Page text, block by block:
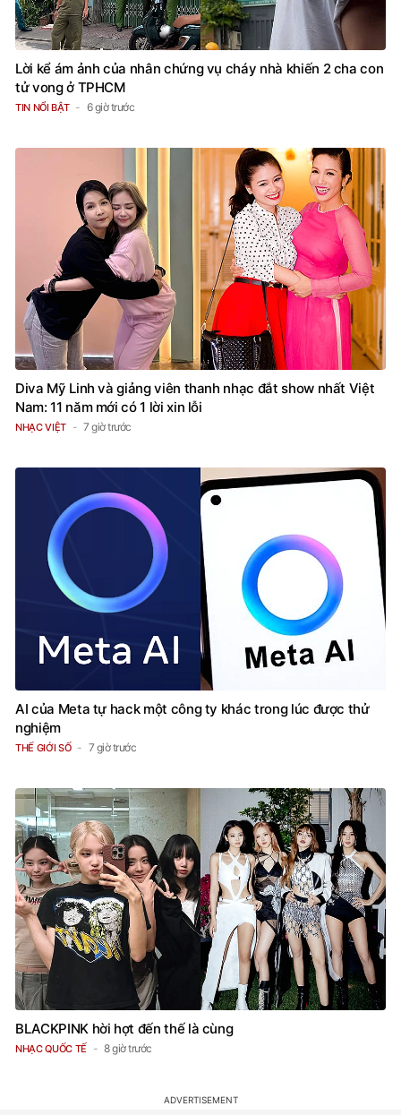
Lời kể ám ảnh của nhân chứng vụ cháy nhà khiến 2 cha con
tử vong ở TPHCM
TIN NỔI BẬT 6 giờ trước
Diva Mỹ Linh và giảng viên thanh nhạc đắt show nhất Việt
Nam: 11 năm mới có 1 lời xin lỗi
NHẠC VIỆT 7 giờ trước
AI của Meta tự hack một công ty khác trong lúc được thử
nghiệm
THẾ GIỚI SỐ 7 giờ trước
BLACKPINK hời hợt đến thế là cùng
NHẠC QUỐC TẾ 8 giờ trước